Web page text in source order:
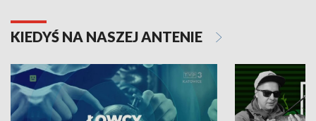
KIEDYŚ NA NASZEJ ANTENIE